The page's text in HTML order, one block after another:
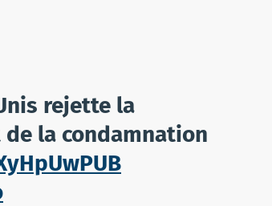
rejette la
la condamnation